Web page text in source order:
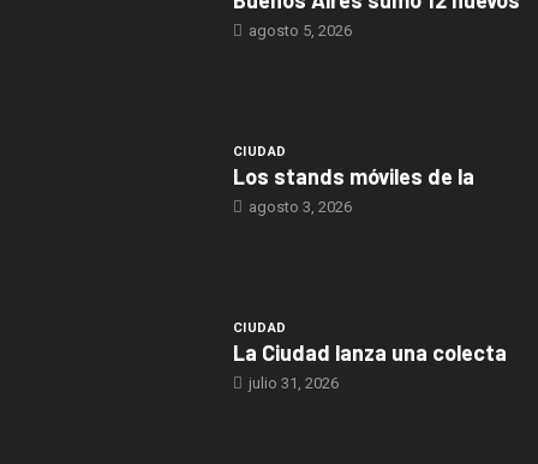
agosto 5, 2026
CIUDAD
Los stands móviles de la
agosto 3, 2026
CIUDAD
La Ciudad lanza una colecta
julio 31, 2026